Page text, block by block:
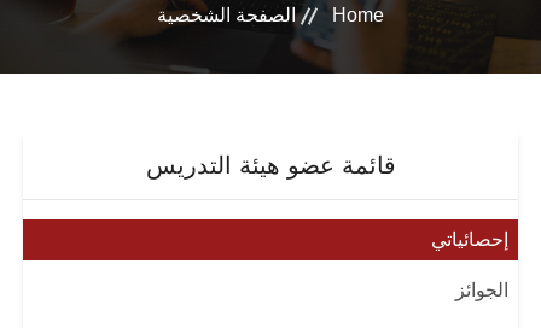
Home الصفحة الشخصية
قائمة عضو هيئة التدريس
إحصائياتي
الجوائز